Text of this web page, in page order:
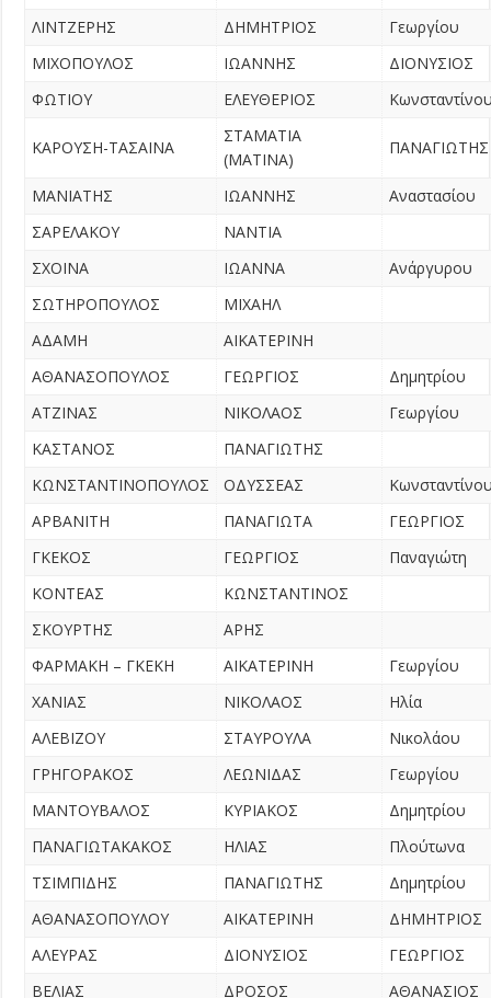
ΛΙΝΤΖΕΡΗΣ
ΔΗΜΗΤΡΙΟΣ
Γεωργίου
ΜΙΧΟΠΟΥΛΟΣ
ΙΩΑΝΝΗΣ
ΔΙΟΝΥΣΙΟΣ
ΦΩΤΙΟΥ
ΕΛΕΥΘΕΡΙΟΣ
ΚΑΡΟΥΣΗ-ΤΑΣΑΙΝΑ
ΣΤΑΜΑΤΙΑ
(ΜΑΤΙΝΑ)
ΠΑΝΑΓΙΩΤΗΣ
ΜΑΝΙΑΤΗΣ ΙΩΑΝΝΗΣ
Αναστασίου
ΣΑΡΕΛΑΚΟΥ
ΝΑΝΤΙΑ
ΣΧΟΙΝΑ
ΙΩΑΝΝΑ
Ανάργυρου
ΣΩΤΗΡΟΠΟΥΛΟΣ
ΜΙΧΑΗΛ
ΑΔΑΜΗ
ΑΙΚΑΤΕΡΙΝΗ
ΑΘΑΝΑΣΟΠΟΥΛΟΣ
ΓΕΩΡΓΙΟΣ
Δημητρίου
ΑΤΖΙΝΑΣ
ΝΙΚΟΛΑΟΣ
Γεωργίου
ΚΑΣΤΑΝΟΣ
ΠΑΝΑΓΙΩΤΗΣ
ΚΩΝΣΤΑΝΤΙΝΟΠΟΥΛΟΣ
ΟΔΥΣΣΕΑΣ
ΑΡΒΑΝΙΤΗ
ΠΑΝΑΓΙΩΤΑ
ΓΕΩΡΓΙΟΣ
ΓΚΕΚΟΣ
ΓΕΩΡΓΙΟΣ
Παναγιώτη
ΚΟΝΤΕΑΣ
ΚΩΝΣΤΑΝΤΙΝΟΣ
ΣΚΟΥΡΤΗΣ
ΑΡΗΣ
ΦΑΡΜΑΚΗ – ΓΚΕΚΗ
ΑΙΚΑΤΕΡΙΝΗ
Γεωργίου
ΧΑΝΙΑΣ
ΝΙΚΟΛΑΟΣ
Ηλία
ΑΛΕΒΙΖΟΥ
ΣΤΑΥΡΟΥΛΑ
Νικολάου
ΓΡΗΓΟΡΑΚΟΣ
ΛΕΩΝΙΔΑΣ
Γεωργίου
ΜΑΝΤΟΥΒΑΛΟΣ
ΚΥΡΙΑΚΟΣ
Δημητρίου
ΠΑΝΑΓΙΩΤΑΚΑΚΟΣ
ΗΛΙΑΣ
Πλούτωνα
ΤΣΙΜΠΙΔΗΣ
ΠΑΝΑΓΙΩΤΗΣ
Δημητρίου
ΑΘΑΝΑΣΟΠΟΥΛΟΥ
ΑΙΚΑΤΕΡΙΝΗ
ΔΗΜΗΤΡΙΟΣ
ΑΛΕΥΡΑΣ
ΔΙΟΝΥΣΙΟΣ
ΓΕΩΡΓΙΟΣ
ΒΕΛΙΑΣ
ΔΡΟΣΟΣ ΑΘΑΝΑΣΙΟΣ